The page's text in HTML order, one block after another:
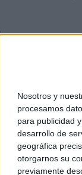
Nosotros y
procesamos
para publicidad
desarrollo de
geográfica
otorgarnos su
previamente
ocasionó
un tiempo
fue inmediata.